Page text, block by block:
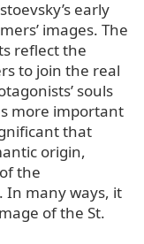
early
images. The
reflect the
to join the real
souls
more important
that
origin,
the
In many ways, it
of the St.